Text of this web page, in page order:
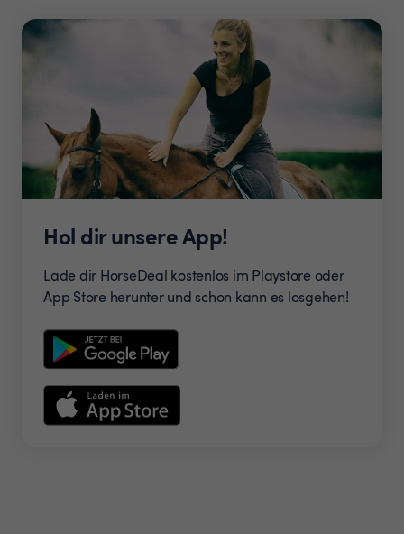
Hol dir unsere App!
Lade dir HorseDeal kostenlos im Playstore oder
App Store herunter und schon kann es losgehen!